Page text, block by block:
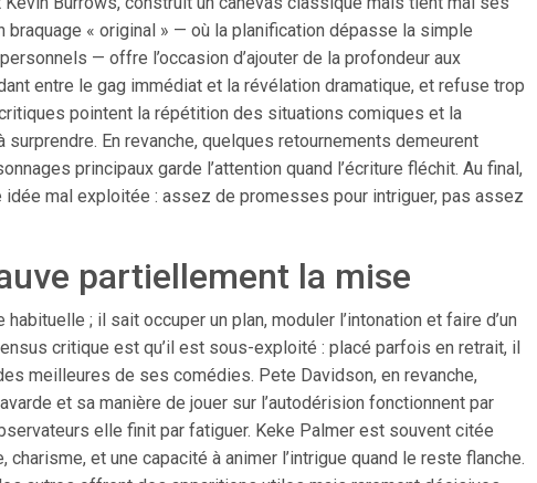
braquage « original » — où la planification dépasse la simple
— offre l’occasion d’ajouter de la profondeur aux
entre le gag immédiat et la révélation dramatique, et refuse trop
critiques pointent la répétition des situations comiques et la
En revanche, quelques retournements demeurent
principaux garde l’attention quand l’écriture fléchit. Au final,
idée mal exploitée : assez de promesses pour intriguer, pas assez
partiellement la mise
; il sait occuper un plan, moduler l’intonation et faire d’un
critique est qu’il est sous-exploité : placé parfois en retrait, il
meilleures de ses comédies. Pete Davidson, en revanche,
et sa manière de jouer sur l’autodérision fonctionnent par
elle finit par fatiguer. Keke Palmer est souvent citée
et une capacité à animer l’intrigue quand le reste flanche.